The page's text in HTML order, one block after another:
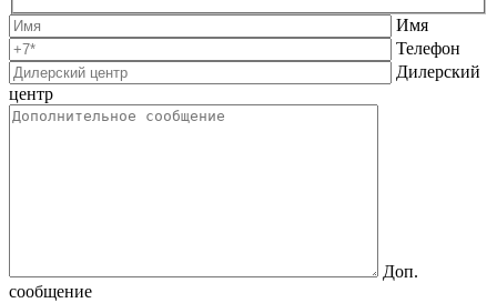
Имя
Телефон
Дилерский
центр
Доп.
сообщение